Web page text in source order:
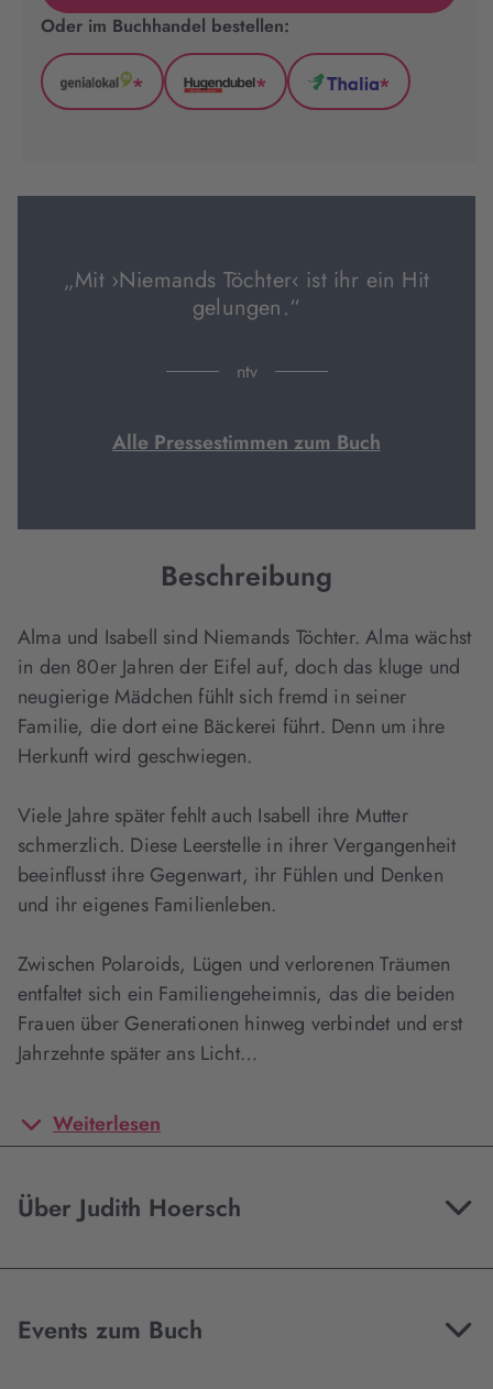
Oder im Buchhandel bestellen:
GenialLokal
Tab
*
Hugendubel
Tab
*
Thalia
Tab
*
„Mit ›Niemands Töchter‹ ist ihr ein Hit
gelungen.“
ntv
Alle Pressestimmen zum Buch
Beschreibung
Alma und Isabell sind Niemands Töchter. Alma wächst
in den 80er Jahren der Eifel auf, doch das kluge und
neugierige Mädchen fühlt sich fremd in seiner
Familie, die dort eine Bäckerei führt. Denn um ihre
Herkunft wird geschwiegen.
Viele Jahre später fehlt auch Isabell ihre Mutter
schmerzlich. Diese Leerstelle in ihrer Vergangenheit
beeinflusst ihre Gegenwart, ihr Fühlen und Denken
und ihr eigenes Familienleben.
Zwischen Polaroids, Lügen und verlorenen Träumen
entfaltet sich ein Familiengeheimnis, das die beiden
Frauen über Generationen hinweg verbindet und erst
Jahrzehnte später ans Licht…
Weiterlesen
Über Judith Hoersch
Events zum Buch